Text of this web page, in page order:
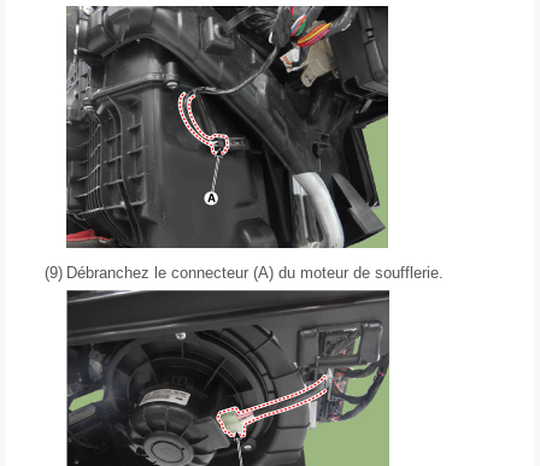
(9) Débranchez le connecteur (A) du moteur de soufflerie.